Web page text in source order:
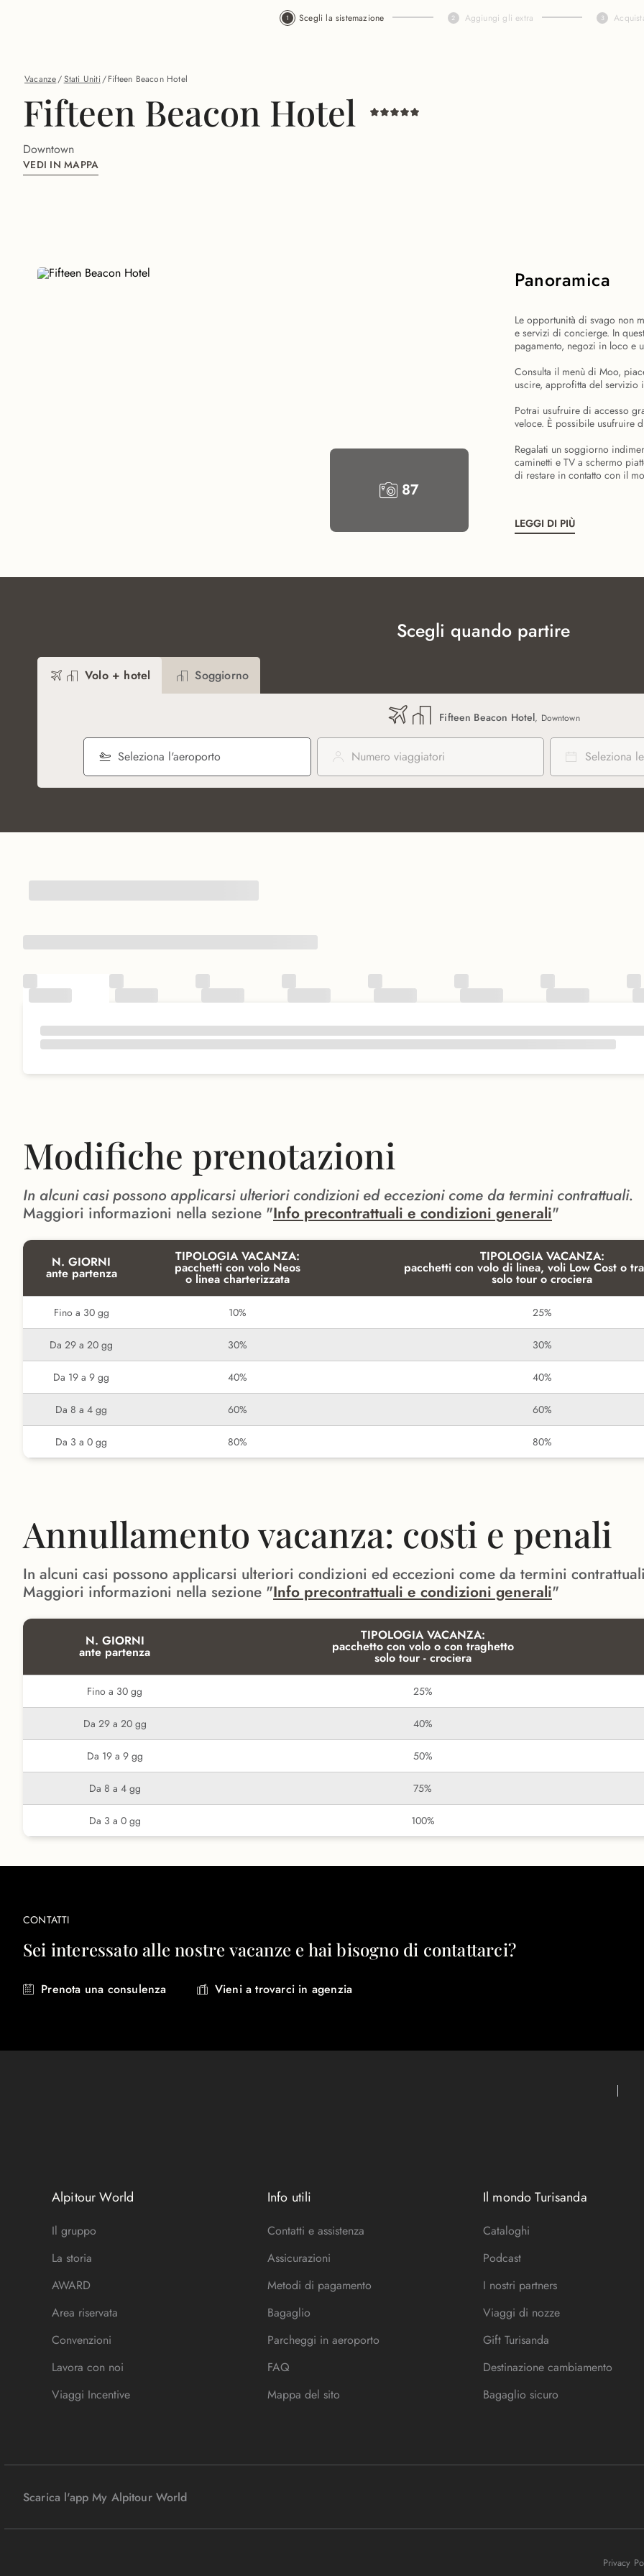
Scegli la sistemazione Aggiungi gli extra
Vacanze/Stati Uniti/Fifteen Beacon Hotel
Fifteen Beacon Hotel
Downtown
VEDI IN MAPPA
87
Panoramica
Le opportunità di svago non
e servizi di concierge. In
pagamento, negozi in loco e
Consulta il menù di Moo,
uscire, approfitta del servizio
Potrai usufruire di accesso
veloce. È possibile usufruire
Regalati un soggiorno
caminetti e TV a schermo
di restare in contatto con il
LEGGI DI PIÙ
Scegli quando partire
Volo + hotel Soggiorno
Fifteen Beacon Hotel, Downtown
Seleziona l'aeroporto Numero viaggiatori Seleziona
Modifiche prenotazioni
In alcuni casi possono applicarsi ulteriori condizioni ed eccezioni come da termini contrattuali.
Maggiori informazioni nella sezione "Info precontrattuali e condizioni generali"
N. GIORNI
ante partenza
TIPOLOGIA VACANZA:
pacchetti con volo Neos
o linea charterizzata
TIPOLOGIA VACANZA:
pacchetti con volo di linea, voli Low Cost o
solo tour o crociera
Fino a 30 gg 10% 25%
Da 29 a 20 gg 30% 30%
Da 19 a 9 gg 40% 40%
Da 8 a 4 gg 60% 60%
Da 3 a 0 gg 80% 80%
Annullamento vacanza: costi e penali
In alcuni casi possono applicarsi ulteriori condizioni ed eccezioni come da termini contrattuali
Maggiori informazioni nella sezione "Info precontrattuali e condizioni generali"
N. GIORNI
ante partenza
TIPOLOGIA VACANZA:
pacchetto con volo o con traghetto
solo tour - crociera
Fino a 30 gg 25%
Da 29 a 20 gg 40%
Da 19 a 9 gg 50%
Da 8 a 4 gg 75%
Da 3 a 0 gg 100%
CONTATTI
Sei interessato alle nostre vacanze e hai bisogno di contattarci?
Prenota una consulenza Vieni a trovarci in agenzia
Alpitour World
Il gruppo
La storia
AWARD
Area riservata
Convenzioni
Lavora con noi
Viaggi Incentive
Info utili
Contatti e assistenza
Assicurazioni
Metodi di pagamento
Bagaglio
Parcheggi in aeroporto
FAQ
Mappa del sito
Il mondo Turisanda
Cataloghi
Podcast
I nostri partners
Viaggi di nozze
Gift Turisanda
Destinazione cambiamento
Bagaglio sicuro
Scarica l'app My Alpitour World
Privacy